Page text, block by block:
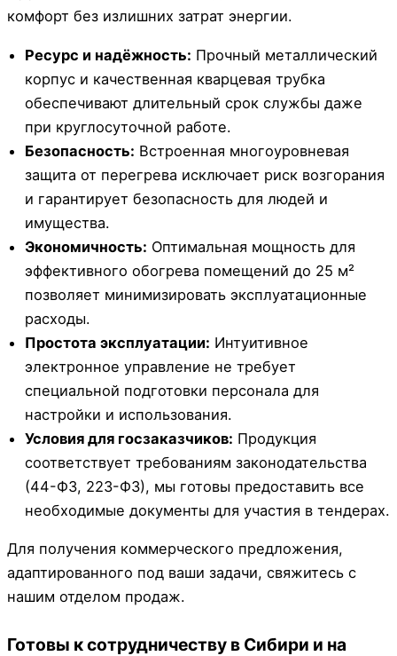
комфорт без излишних затрат энергии.
Ресурс и надёжность: Прочный металлический
корпус и качественная кварцевая трубка
обеспечивают длительный срок службы даже
при круглосуточной работе.
Безопасность: Встроенная многоуровневая
защита от перегрева исключает риск возгорания
и гарантирует безопасность для людей и
имущества.
Экономичность: Оптимальная мощность для
эффективного обогрева помещений до 25 м²
позволяет минимизировать эксплуатационные
расходы.
Простота эксплуатации: Интуитивное
электронное управление не требует
специальной подготовки персонала для
настройки и использования.
Условия для госзаказчиков: Продукция
соответствует требованиям законодательства
(44-ФЗ, 223-ФЗ), мы готовы предоставить все
необходимые документы для участия в тендерах.
Для получения коммерческого предложения,
адаптированного под ваши задачи, свяжитесь с
нашим отделом продаж.
Готовы к сотрудничеству в Сибири и на